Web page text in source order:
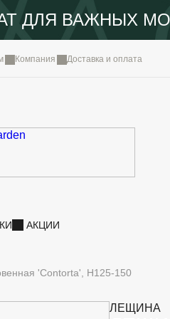
ДЛЯ ВАЖНЫХ
Компания Доставка и оплата
АКЦИИ
'Contorta', H125-150
ЛЕЩИНА